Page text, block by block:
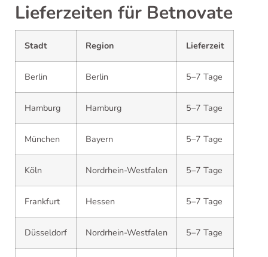
Lieferzeiten für Betnovate
Stadt Region Lieferzeit
Berlin Berlin 5–7 Tage
Hamburg Hamburg 5–7 Tage
München Bayern 5–7 Tage
Köln Nordrhein-Westfalen 5–7 Tage
Frankfurt Hessen 5–7 Tage
Düsseldorf Nordrhein-Westfalen 5–7 Tage